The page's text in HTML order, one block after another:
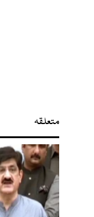
متعلقہ